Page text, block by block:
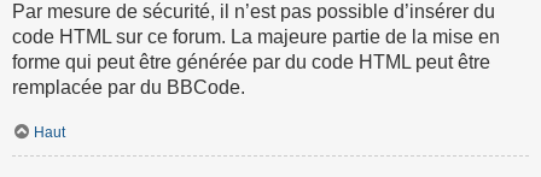
Par mesure de sécurité, il n’est pas possible d’insérer du
code HTML sur ce forum. La majeure partie de la mise en
forme qui peut être générée par du code HTML peut être
remplacée par du BBCode.
Haut